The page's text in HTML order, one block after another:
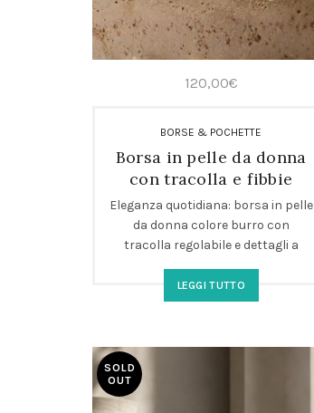
120,00€
BORSE & POCHETTE
Borsa in pelle da donna
con tracolla e fibbie
colore burro
Eleganza quotidiana: borsa in pelle
da donna colore burro con
tracolla regolabile e dettagli a
perfetta per ogni occasione.
Scopri la nuova icona delle borse
LEGGI TUTTO
SOLD
OUT